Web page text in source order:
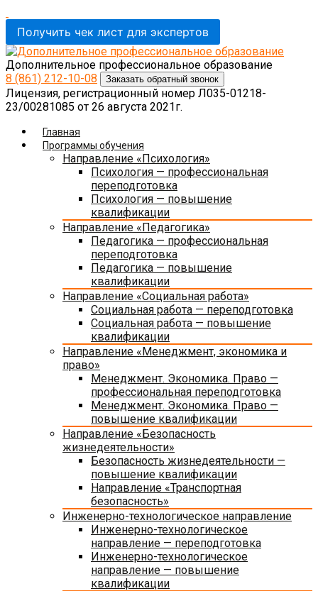
Получить чек лист для экспертов
Дополнительное профессиональное образование
8 (861) 212-10-08 Заказать обратный звонок
Лицензия, регистрационный номер Л035-01218-
23/00281085 от 26 августа 2021г.
Главная
Программы обучения
Направление «Психология»
Психология — профессиональная
переподготовка
Психология — повышение
квалификации
Направление «Педагогика»
Педагогика — профессиональная
переподготовка
Педагогика — повышение
квалификации
Направление «Социальная работа»
Социальная работа — переподготовка
Социальная работа — повышение
квалификации
Направление «Менеджмент, экономика и
право»
Менеджмент. Экономика. Право —
профессиональная переподготовка
Менеджмент. Экономика. Право —
повышение квалификации
Направление «Безопасность
жизнедеятельности»
Безопасность жизнедеятельности —
повышение квалификации
Направление «Транспортная
безопасность»
Инженерно-технологическое направление
Инженерно-технологическое
направление — переподготовка
Инженерно-технологическое
направление — повышение
квалификации